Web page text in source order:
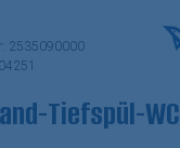
2535090000
Tiefspül-WC